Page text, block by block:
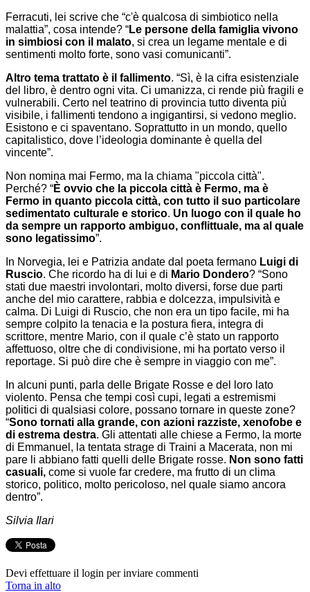
Ferracuti, lei scrive che “c'è qualcosa di simbiotico nella
malattia”, cosa intende? “Le persone della famiglia vivono
in simbiosi con il malato, si crea un legame mentale e di
sentimenti molto forte, sono vasi comunicanti”.
Altro tema trattato è il fallimento. “Sì, è la cifra esistenziale
del libro, è dentro ogni vita. Ci umanizza, ci rende più fragili e
vulnerabili. Certo nel teatrino di provincia tutto diventa più
visibile, i fallimenti tendono a ingigantirsi, si vedono meglio.
Esistono e ci spaventano. Soprattutto in un mondo, quello
capitalistico, dove l’ideologia dominante è quella del
vincente”.
Non nomina mai Fermo, ma la chiama "piccola città".
Perché? “È ovvio che la piccola città è Fermo, ma è
Fermo in quanto piccola città, con tutto il suo particolare
sedimentato culturale e storico. Un luogo con il quale ho
da sempre un rapporto ambiguo, conflittuale, ma al quale
sono legatissimo”.
In Norvegia, lei e Patrizia andate dal poeta fermano Luigi di
Ruscio. Che ricordo ha di lui e di Mario Dondero? “Sono
stati due maestri involontari, molto diversi, forse due parti
anche del mio carattere, rabbia e dolcezza, impulsività e
calma. Di Luigi di Ruscio, che non era un tipo facile, mi ha
sempre colpito la tenacia e la postura fiera, integra di
scrittore, mentre Mario, con il quale c’è stato un rapporto
affettuoso, oltre che di condivisione, mi ha portato verso il
reportage. Si può dire che è sempre in viaggio con me”.
In alcuni punti, parla delle Brigate Rosse e del loro lato
violento. Pensa che tempi così cupi, legati a estremismi
politici di qualsiasi colore, possano tornare in queste zone?
“Sono tornati alla grande, con azioni razziste, xenofobe e
di estrema destra. Gli attentati alle chiese a Fermo, la morte
di Emmanuel, la tentata strage di Traini a Macerata, non mi
pare li abbiano fatti quelli delle Brigate rosse. Non sono fatti
casuali, come si vuole far credere, ma frutto di un clima
storico, politico, molto pericoloso, nel quale siamo ancora
dentro”.
Silvia Ilari
Devi effettuare il login per inviare commenti
Torna in alto